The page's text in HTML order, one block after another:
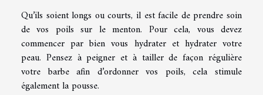
Qu’ils soient longs ou courts, il est facile de prendre soin
de vos poils sur le menton. Pour cela, vous devez
commencer par bien vous hydrater et hydrater votre
peau. Pensez à peigner et à tailler de façon régulière
votre barbe afin d’ordonner vos poils, cela stimule
également la pousse.